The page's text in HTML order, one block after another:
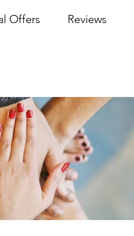
Offers Reviews